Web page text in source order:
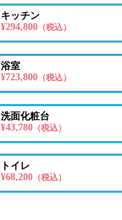
キッチン
¥294,800（税込）
浴室
¥723,800（税込）
洗面化粧台
¥43,780（税込）
トイレ
¥68,200（税込）